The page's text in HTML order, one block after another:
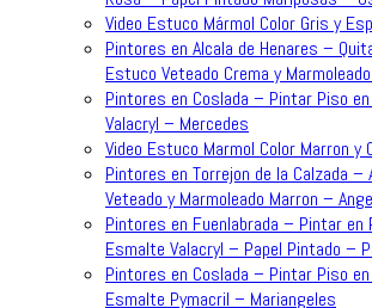
Video Estuco Mármol Color Gris y
Pintores en Alcala de Henares –
Estuco Veteado Crema y
Pintores en Coslada – Pintar Piso
Valacryl – Mercedes
Video Estuco Marmol Color Marron y
Pintores en Torrejon de la Calzada –
Veteado y Marmoleado Marron –
Pintores en Fuenlabrada – Pintar
Esmalte Valacryl – Papel Pintado –
Pintores en Coslada – Pintar Piso
Esmalte Pymacril – Mariangeles